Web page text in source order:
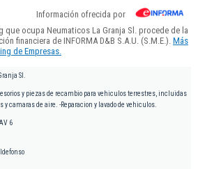
Información ofrecida por
que ocupa Neumaticos La Granja Sl. procede de la
financiera de INFORMA D&B S.A.U. (S.M.E.). Más
de Empresas.
Sl.
y piezas de recambio para vehiculos terrestres, incluidas
y camaras de aire. -Reparacion y lavado de vehiculos.
6